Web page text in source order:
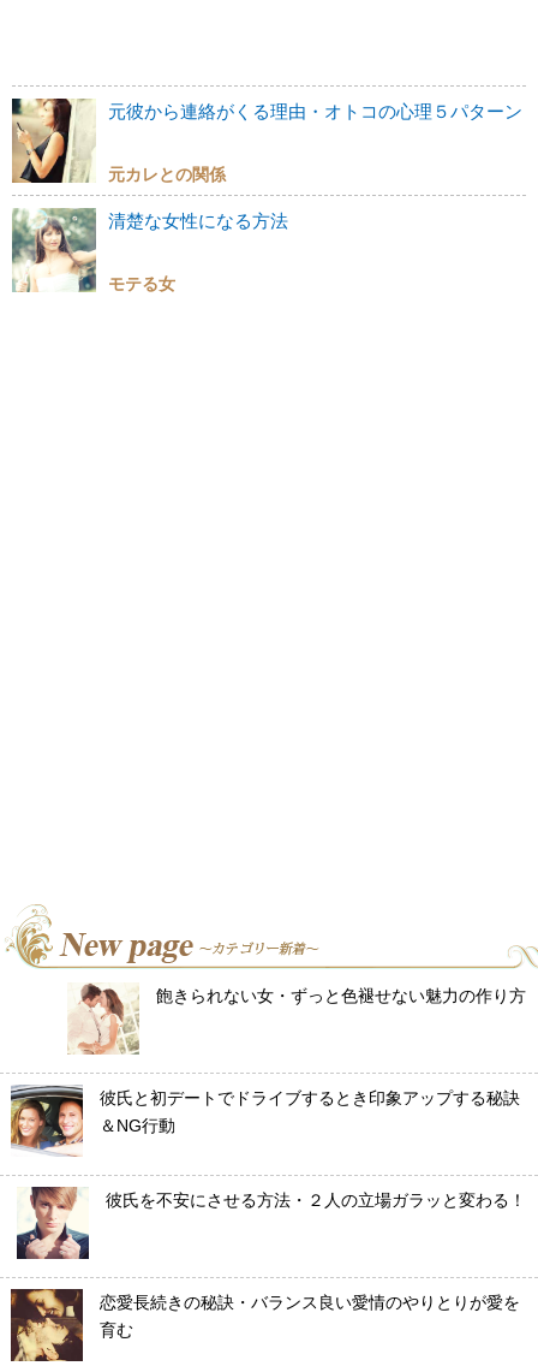
元彼から連絡がくる理由・オトコの心理５パターン
元カレとの関係
清楚な女性になる方法
モテる女
飽きられない女・ずっと色褪せない魅力の作り方
彼氏と初デートでドライブするとき印象アップする秘訣
＆NG行動
彼氏を不安にさせる方法・２人の立場ガラッと変わる！
恋愛長続きの秘訣・バランス良い愛情のやりとりが愛を
育む